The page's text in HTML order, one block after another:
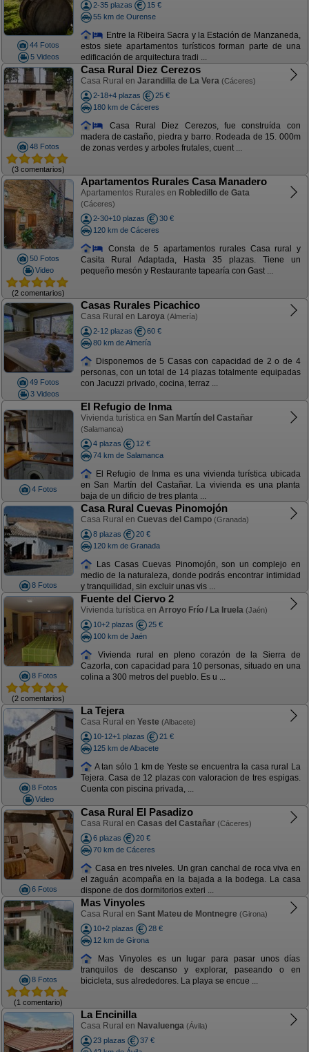
44 Fotos
5 Videos
2-35 plazas
15 €
55 km de Ourense
Entre la Ribeira Sacra y la Estación de Manzaneda,
estos siete apartamentos turísticos forman parte de una
edificación de arquitectura tradi ...
48 Fotos
(3 comentarios)
Casa Rural Diez Cerezos
Casa Rural en Jarandilla de La Vera (Cáceres)
2-18+4 plazas
25 €
180 km de Cáceres
Casa Rural Diez Cerezos, fue construída con
madera de castaño, piedra y barro. Rodeada de 15. 000m
de zonas verdes y arboles frutales, cuent ...
50 Fotos
Video
(2 comentarios)
Apartamentos Rurales Casa Manadero
Apartamentos Rurales en Robledillo de Gata
(Cáceres)
2-30+10 plazas
30 €
120 km de Cáceres
Consta de 5 apartamentos rurales Casa rural y
Casita Rural Adaptada, Hasta 35 plazas. Tiene un
pequeño mesón y Restaurante tapearía con Gast ...
49 Fotos
3 Videos
Casas Rurales Picachico
Casa Rural en Laroya (Almería)
2-12 plazas
60 €
80 km de Almería
Disponemos de 5 Casas con capacidad de 2 o de 4
personas, con un total de 14 plazas totalmente equipadas
con Jacuzzi privado, cocina, terraz ...
4 Fotos
El Refugio de Inma
Vivienda turística en San Martín del Castañar
(Salamanca)
4 plazas
12 €
74 km de Salamanca
El Refugio de Inma es una vivienda turística ubicada
en San Martín del Castañar. La vivienda es una planta
baja de un dificio de tres planta ...
8 Fotos
Casa Rural Cuevas Pinomojón
Casa Rural en Cuevas del Campo (Granada)
8 plazas
20 €
120 km de Granada
Las Casas Cuevas Pinomojón, son un complejo en
medio de la naturaleza, donde podrás encontrar intimidad
y tranquilidad, sin excluir unas vis ...
8 Fotos
(2 comentarios)
Fuente del Ciervo 2
Vivienda turística en Arroyo Frío / La Iruela (Jaén)
10+2 plazas
25 €
100 km de Jaén
Vivienda rural en pleno corazón de la Sierra de
Cazorla, con capacidad para 10 personas, situado en una
colina a 300 metros del pueblo. Es u ...
8 Fotos
Video
La Tejera
Casa Rural en Yeste (Albacete)
10-12+1 plazas
21 €
125 km de Albacete
A tan sólo 1 km de Yeste se encuentra la casa rural La
Tejera. Casa de 12 plazas con valoracion de tres espigas.
Cuenta con piscina privada, ...
6 Fotos
Casa Rural El Pasadizo
Casa Rural en Casas del Castañar (Cáceres)
6 plazas
20 €
70 km de Cáceres
Casa en tres niveles. Un gran canchal de roca viva en
el zaguán acompaña en la bajada a la bodega. La casa
dispone de dos dormitorios exteri ...
8 Fotos
(1 comentario)
Mas Vinyoles
Casa Rural en Sant Mateu de Montnegre (Girona)
10+2 plazas
28 €
12 km de Girona
Mas Vinyoles es un lugar para pasar unos días
tranquilos de descanso y explorar, paseando o en
bicicleta, sus alrededores. La playa se encue ...
La Encinilla
Casa Rural en Navaluenga (Ávila)
23 plazas
37 €